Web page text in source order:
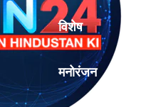
विशेष
मनोरंजन